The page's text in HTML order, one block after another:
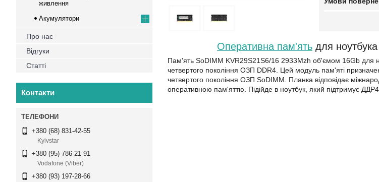
Оперативна пам'ять для
Пам'ять SoDIMM KVR29S21S6/16 2933Mzh об'ємом 16Gb для
четвертого покоління ОЗП DDR4. Цей модуль пам'яті
четвертого покоління ОЗП SoDIMM. Планка відповідає
оперативною пам'яттю. Підійде в ноутбук, який підтримує
живлення
Акумулятори
Про нас
Відгуки
Статті
Контакти
+380 (68) 831-42-55
Kyivstar
+380 (95) 786-21-91
Vodafone (Viber)
+380 (93) 197-28-66